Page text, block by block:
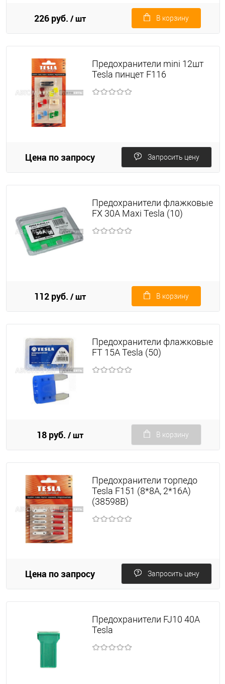
226 руб. / шт В корзину
Предохранители mini 12шт
Tesla пинцет F116
Цена по запросу Запросить цену
Предохранители флажковые
FX 30А Maxi Tesla (10)
112 руб. / шт В корзину
Предохранители флажковые
FT 15A Tesla (50)
18 руб. / шт В корзину
Предохранители торпедо
Tesla F151 (8*8А, 2*16А)
(38598В)
Цена по запросу Запросить цену
Предохранители FJ10 40A
Tesla